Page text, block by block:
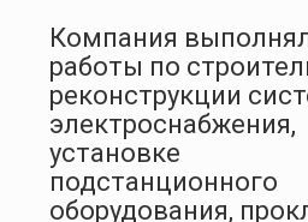
Компания
работы по
реконструкции
электроснабжения,
установке
подстанционного
оборудования,